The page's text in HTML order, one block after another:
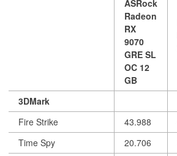
ASRock
Radeon
RX
9070
GRE SL
OC 12
GB
3DMark
Fire Strike
43.988
Time Spy
20.706